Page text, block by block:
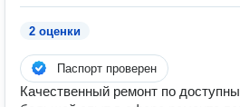
2 оценки
Паспорт проверен
Качественный ремонт по